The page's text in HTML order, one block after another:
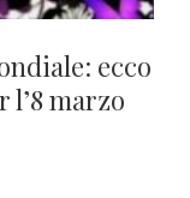
ecco
marzo